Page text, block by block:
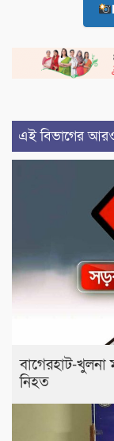
এই বিভাগের
বাগেরহাট-
নিহত